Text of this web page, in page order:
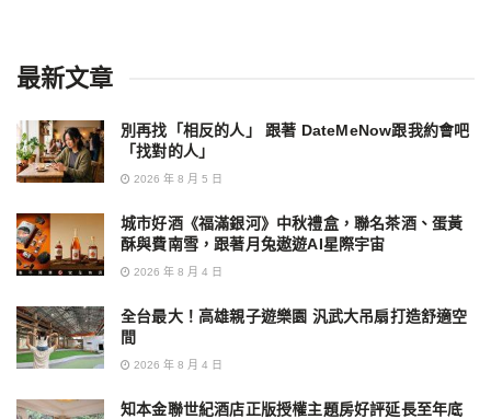
最新文章
別再找「相反的人」 跟著 DateMeNow跟我約會吧
「找對的人」
2026 年 8 月 5 日
城市好酒《福滿銀河》中秋禮盒，聯名茶酒、蛋黃
酥與費南雪，跟著月兔遨遊AI星際宇宙
2026 年 8 月 4 日
全台最大！高雄親子遊樂園 汎武大吊扇打造舒適空
間
2026 年 8 月 4 日
知本金聯世紀酒店正版授權主題房好評延長至年底